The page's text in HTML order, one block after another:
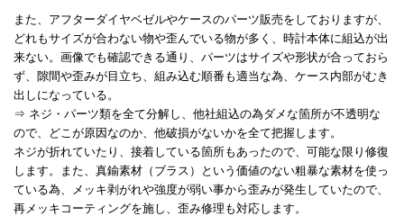
また、アフターダイヤベゼルやケースのパーツ販売をしておりますが、
どれもサイズが合わない物や歪んでいる物が多く、時計本体に組込が出
来ない。画像でも確認できる通り、パーツはサイズや形状が合っておら
ず、隙間や歪みが目立ち、組み込む順番も適当な為、ケース内部がむき
出しになっている。
⇒ ネジ・パーツ類を全て分解し、他社組込の為ダメな箇所が不透明な
ので、どこが原因なのか、他破損がないかを全て把握します。
ネジが折れていたり、接着している箇所もあったので、可能な限り修復
します。また、真鍮素材（ブラス）という価値のない粗暴な素材を使っ
ている為、メッキ剥がれや強度が弱い事から歪みが発生していたので、
再メッキコーティングを施し、歪み修理も対応します。